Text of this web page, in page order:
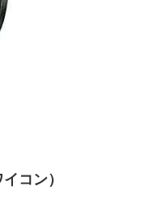
コン）